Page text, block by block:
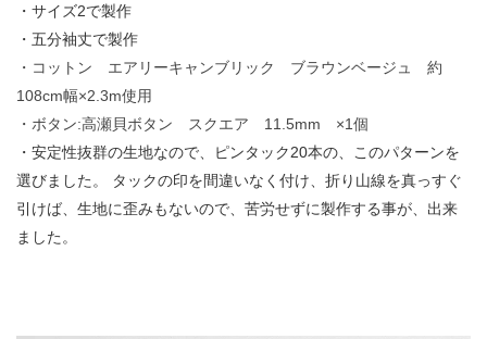
・サイズ2で製作
・五分袖丈で製作
・コットン エアリーキャンブリック ブラウンベージュ 約
108cm幅×2.3m使用
・ボタン:高瀬貝ボタン スクエア 11.5mm ×1個
・安定性抜群の生地なので、ピンタック20本の、このパターンを
選びました。 タックの印を間違いなく付け、折り山線を真っすぐ
引けば、生地に歪みもないので、苦労せずに製作する事が、出来
ました。